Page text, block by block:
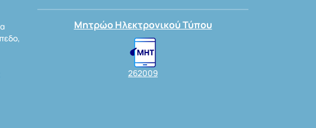
Μητρώο Ηλεκτρονικού Τύπου
262009